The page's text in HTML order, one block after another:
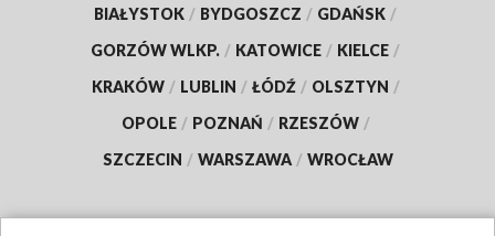
BIAŁYSTOK / BYDGOSZCZ / GDAŃSK /
GORZÓW WLKP. / KATOWICE / KIELCE /
KRAKÓW / LUBLIN / ŁÓDŹ / OLSZTYN /
OPOLE / POZNAŃ / RZESZÓW /
SZCZECIN / WARSZAWA / WROCŁAW